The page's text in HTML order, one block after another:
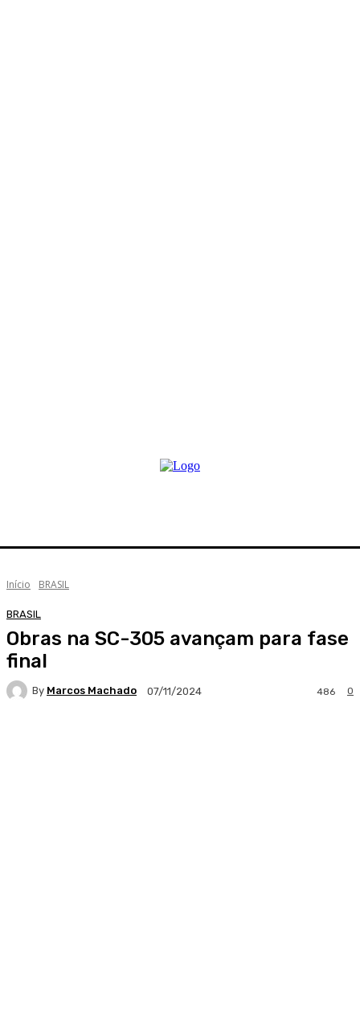
Início BRASIL
BRASIL
Obras na SC-305 avançam para fase
final
By Marcos Machado 07/11/2024 0
486